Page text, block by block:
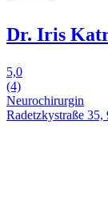
Dr. Iris
5,0
(4)
Neurochirurgin
Radetzkystraße